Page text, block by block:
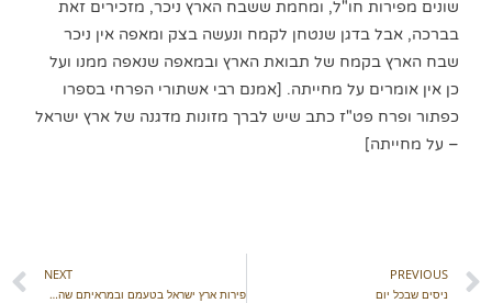
שונים מפירות חו"ל, ומחמת ששבח הארץ ניכר, מזכירים זאת
בברכה, אבל בדגן שנטחן לקמח ונעשה בצק ומאפה אין ניכר
שבח הארץ בקמח של תבואת הארץ ובמאפה שנאפה ממנו ועל
כן אין אומרים על מחייתה. [אמנם רבי אשתורי הפרחי בספרו
כפתור ופרח פט"ז כתב שיש לברך מזונות מדגנה של ארץ ישראל
– על מחייתה]
PREVIOUS
ניסים שבכל יום
NEXT
פירות ארץ ישראל בטעמם ובמראיתם שהם שונים מפירות חו"ל